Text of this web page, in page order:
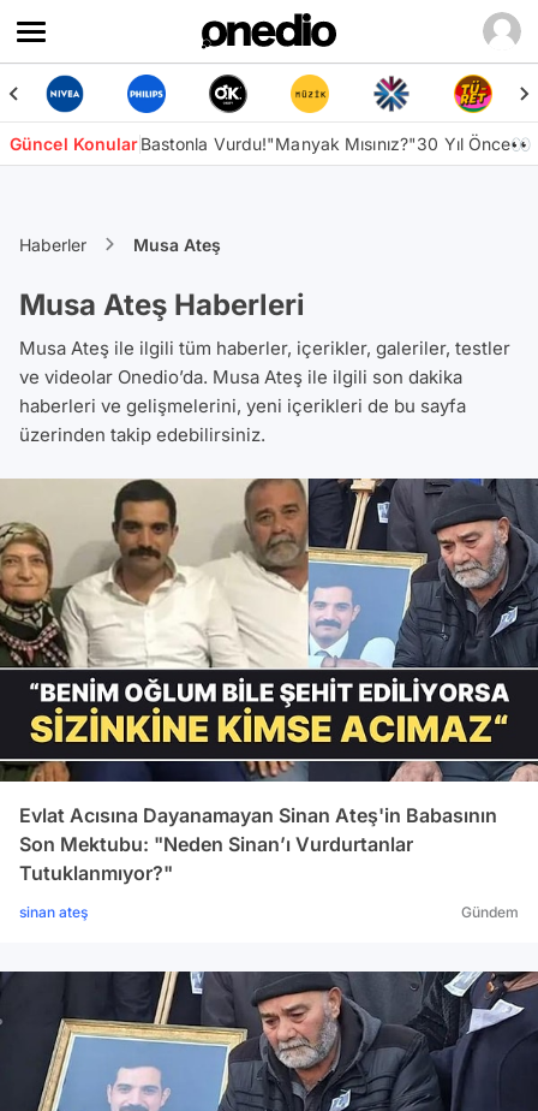
Güncel KonularBastonla Vurdu!"Manyak Mısınız?"30 Yıl Önce👀
Haberler Musa Ateş
Musa Ateş Haberleri
Musa Ateş ile ilgili tüm haberler, içerikler, galeriler, testler
ve videolar Onedio’da. Musa Ateş ile ilgili son dakika
haberleri ve gelişmelerini, yeni içerikleri de bu sayfa
üzerinden takip edebilirsiniz.
Evlat Acısına Dayanamayan Sinan Ateş'in Babasının
Son Mektubu: "Neden Sinan’ı Vurdurtanlar
Tutuklanmıyor?"
sinan ateş Gündem